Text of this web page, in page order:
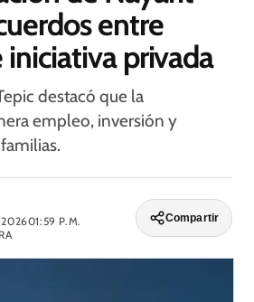
entre
privada
destacó que la
empleo, inversión y
01:59 P.M.
Compartir